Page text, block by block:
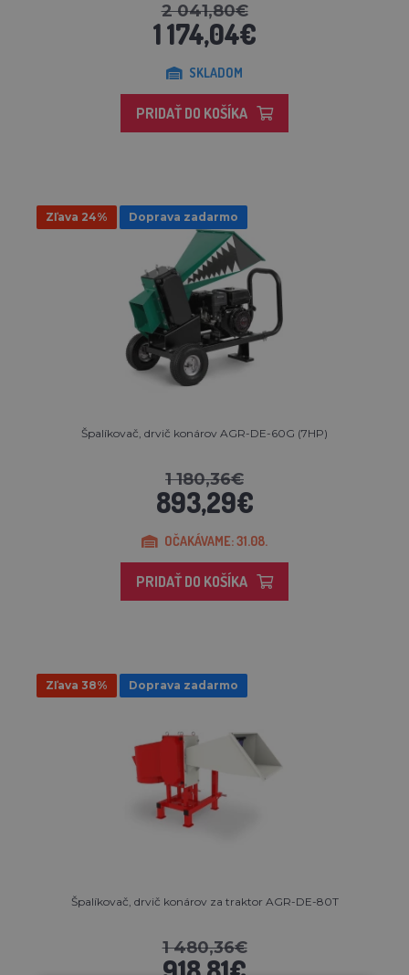
2 041,80€
1 174,04€
SKLADOM
PRIDAŤ DO KOŠÍKA
Zľava 24% Doprava zadarmo
Špalíkovač, drvič konárov AGR-DE-60G (7HP)
1 180,36€
893,29€
OČAKÁVAME: 31.08.
PRIDAŤ DO KOŠÍKA
Zľava 38% Doprava zadarmo
Špalíkovač, drvič konárov za traktor AGR-DE-80T
1 480,36€